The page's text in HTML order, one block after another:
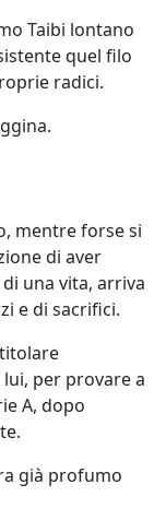
Taibi lontano
quel filo
radici.
mentre forse si
di aver
una vita, arriva
e di sacrifici.
per provare a
A, dopo
già profumo